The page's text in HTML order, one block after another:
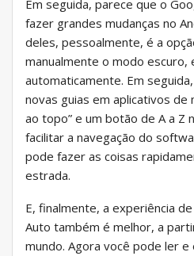
Em seguida, parece que o
fazer grandes mudanças no
deles, pessoalmente, é a
manualmente o modo escuro,
automaticamente. Em
novas guias em aplicativos de
ao topo” e um botão de A a Z
facilitar a navegação do
pode fazer as coisas
estrada.
E, finalmente, a experiência
Auto também é melhor, a
mundo. Agora você pode ler e